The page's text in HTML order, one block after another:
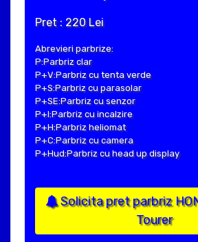
Pret : 220 Lei
Abrevieri parbrize:
P:Parbriz clar
P+V:Parbriz cu tenta verde
P+S:Parbriz cu parasolar
P+SE:Parbriz cu senzor
P+I:Parbriz cu incalzire
P+H:Parbriz heliomat
P+C:Parbriz cu camera
P+Hud:Parbriz cu head up display
Solicita pret parbriz
Tourer